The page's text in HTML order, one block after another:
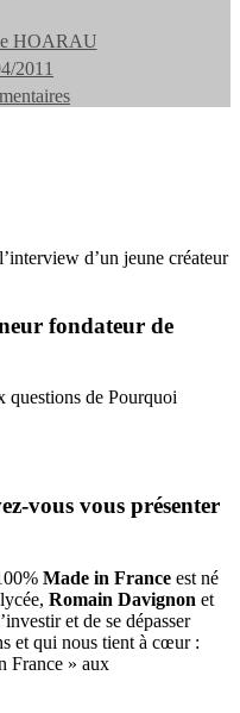
HOARAU
2011
Interview
1005
France
d’un jeune créateur
fondateur de
questions de Pourquoi
vous vous présenter
Made in France est né
Romain Davignon et
et de se dépasser
et qui nous tient à cœur :
France » aux